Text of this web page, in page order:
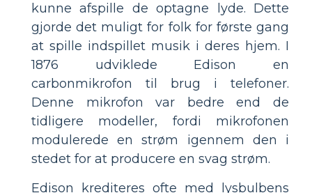
kunne afspille de optagne lyde. Dette
gjorde det muligt for folk for første gang
at spille indspillet musik i deres hjem. I
1876 udviklede Edison en
carbonmikrofon til brug i telefoner.
Denne mikrofon var bedre end de
tidligere modeller, fordi mikrofonen
modulerede en strøm igennem den i
stedet for at producere en svag strøm.
Edison krediteres ofte med lysbulbens